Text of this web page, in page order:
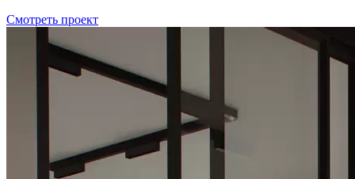
Смотреть проект